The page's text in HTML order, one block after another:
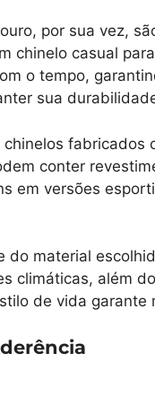
por sua vez,
chinelo casual
o tempo,
sua
chinelos
conter
em versões
do material
climáticas, além
de vida